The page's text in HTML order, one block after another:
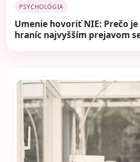
PSYCHOLÓGIA
Umenie hovoriť NIE: Prečo
hraníc najvyšším prejavom